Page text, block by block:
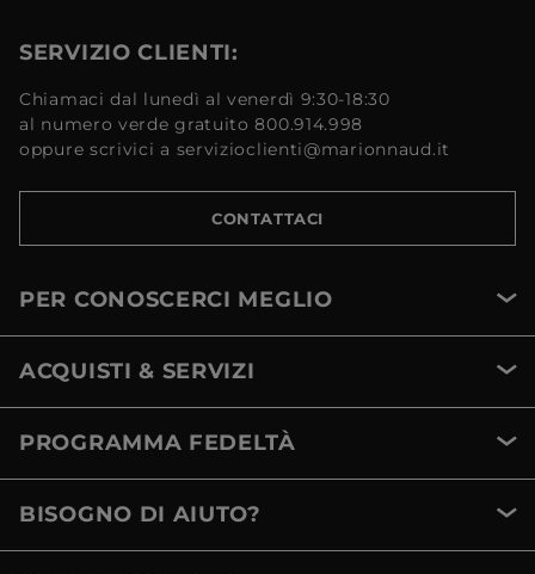
SERVIZIO CLIENTI:
Chiamaci dal lunedì al venerdì 9:30-18:30
al numero verde gratuito 800.914.998
oppure scrivici a servizioclienti@marionnaud.it
CONTATTACI
PER CONOSCERCI MEGLIO
ACQUISTI & SERVIZI
PROGRAMMA FEDELTÀ
BISOGNO DI AIUTO?